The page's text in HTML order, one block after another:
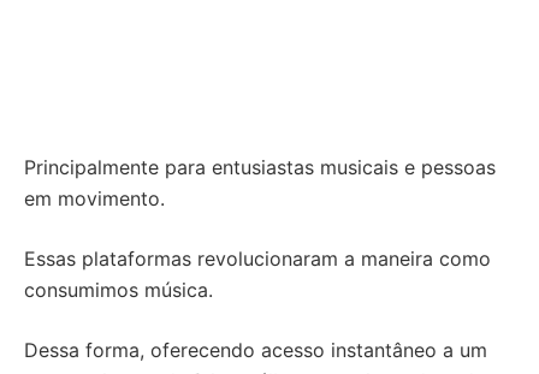
Principalmente para entusiastas musicais e pessoas
em movimento.
Essas plataformas revolucionaram a maneira como
consumimos música.
Dessa forma, oferecendo acesso instantâneo a um